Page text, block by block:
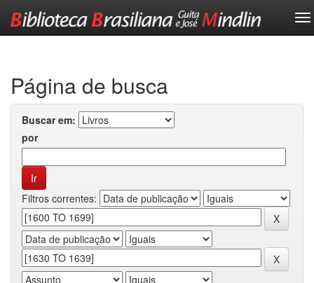
Página de busca
Buscar em:
por
Filtros correntes: